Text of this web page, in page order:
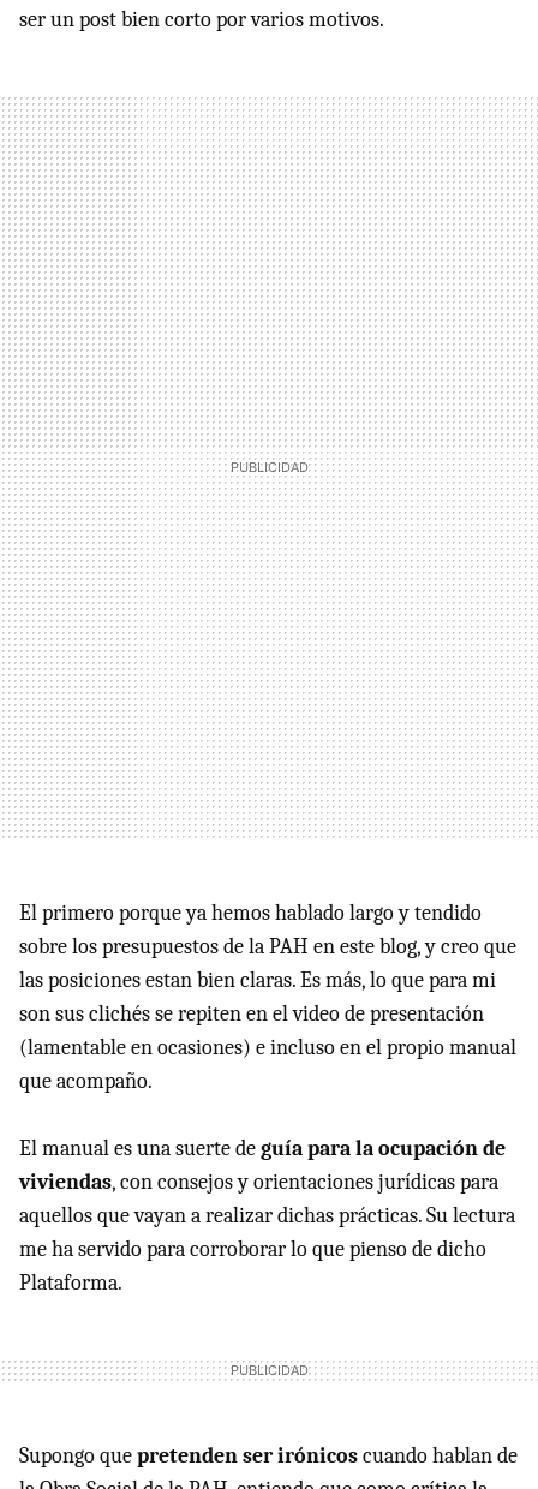
ser un post bien corto por varios motivos.
El primero porque ya hemos hablado largo y tendido
sobre los presupuestos de la PAH en este blog, y creo que
las posiciones estan bien claras. Es más, lo que para mi
son sus clichés se repiten en el video de presentación
(lamentable en ocasiones) e incluso en el propio manual
que acompaño.
El manual es una suerte deguía para la ocupación de
viviendas, con consejos y orientaciones jurídicas para
aquellos que vayan a realizar dichas prácticas. Su lectura
me ha servido para corroborar lo que pienso de dicho
Plataforma.
Supongo quepretenden ser irónicoscuando hablan de